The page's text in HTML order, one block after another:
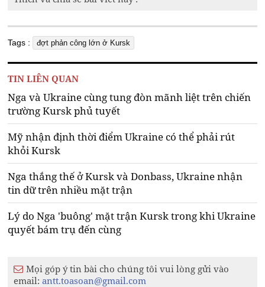
Tags : đợt phản công lớn ở Kursk
TIN LIÊN QUAN
Nga và Ukraine cùng tung đòn mãnh liệt trên chiến
trường Kursk phủ tuyết
Mỹ nhận định thời điểm Ukraine có thể phải rút
khỏi Kursk
Nga thắng thế ở Kursk và Donbass, Ukraine nhận
tin dữ trên nhiều mặt trận
Lý do Nga 'buông' mặt trận Kursk trong khi Ukraine
quyết bám trụ đến cùng
Mọi góp ý tin bài cho chúng tôi vui lòng gửi vào
email:antt.toasoan@gmail.com